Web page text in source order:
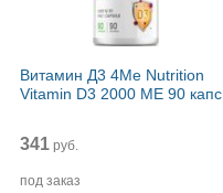
Витамин Д3 4Me Nutrition
Vitamin D3 2000 МЕ 90 капс
341руб.
под заказ